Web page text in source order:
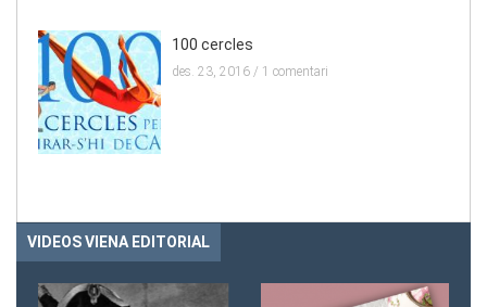
100 cercles
des. 23, 2016 / 1 comentari
VIDEOS VIENA EDITORIAL